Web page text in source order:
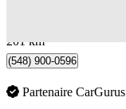
201 km
(548) 900-0596
Partenaire CarGurus